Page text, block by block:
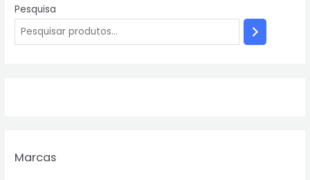
Pesquisa
Marcas